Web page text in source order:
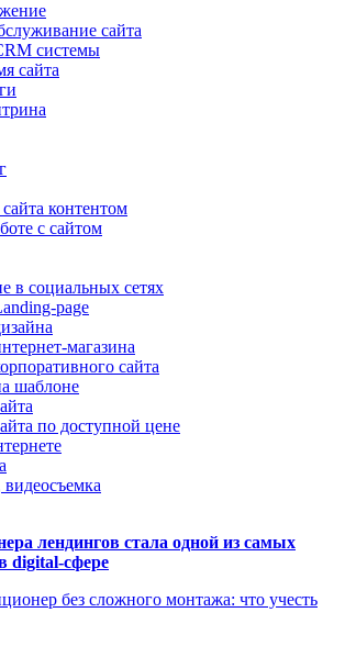
сайта
системы
сайта
контентом
с сайтом
в социальных сетях
page
магазина
сайта
шаблоне
по доступной цене
лендингов стала одной из самых
digital-сфере
без сложного монтажа: что учесть